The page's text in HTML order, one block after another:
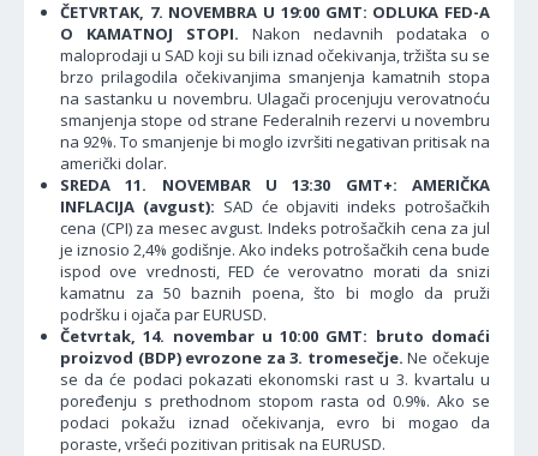
ČETVRTAK, 7. NOVEMBRA U 19:00 GMT: ODLUKA FED-A
O KAMATNOJ STOPI. Nakon nedavnih podataka o
maloprodaji u SAD koji su bili iznad očekivanja, tržišta su se
brzo prilagodila očekivanjima smanjenja kamatnih stopa
na sastanku u novembru. Ulagači procenjuju verovatnoću
smanjenja stope od strane Federalnih rezervi u novembru
na 92%. To smanjenje bi moglo izvršiti negativan pritisak na
američki dolar.
SREDA 11. NOVEMBAR U 13:30 GMT+: AMERIČKA
INFLACIJA (avgust): SAD će objaviti indeks potrošačkih
cena (CPI) za mesec avgust. Indeks potrošačkih cena za jul
je iznosio 2,4% godišnje. Ako indeks potrošačkih cena bude
ispod ove vrednosti, FED će verovatno morati da snizi
kamatnu za 50 baznih poena, što bi moglo da pruži
podršku i ojača par EURUSD.
Četvrtak, 14. novembar u 10:00 GMT: bruto domaći
proizvod (BDP) evrozone za 3. tromesečje. Ne očekuje
se da će podaci pokazati ekonomski rast u 3. kvartalu u
poređenju s prethodnom stopom rasta od 0.9%. Ako se
podaci pokažu iznad očekivanja, evro bi mogao da
poraste, vršeći pozitivan pritisak na EURUSD.